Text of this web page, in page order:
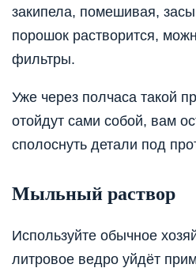
закипела, помешивая,
порошок растворится,
фильтры.
Уже через полчаса такой
отойдут сами собой, вам
сполоснуть детали под
Мыльный раствор
Используйте обычное
литровое ведро уйдёт